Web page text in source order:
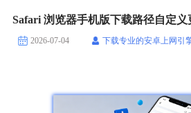
Safari 浏览器手机版下载路径自定
2026-07-04 下载专业的安卓上网引